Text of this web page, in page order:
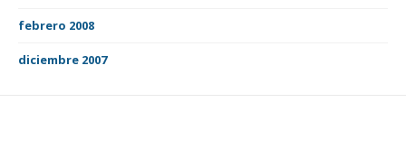
febrero 2008
diciembre 2007